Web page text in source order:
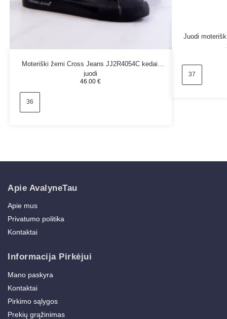
Moteriški žemi Cross Jeans JJ2R4054C kedai,
juodi
46.00€
36
Juodi
37
Apie AvalyneTau
Apie mus
Privatumo politika
Kontaktai
Informacija Pirkėjui
Mano paskyra
Kontaktai
Pirkimo sąlygos
Prekių grąžinimas